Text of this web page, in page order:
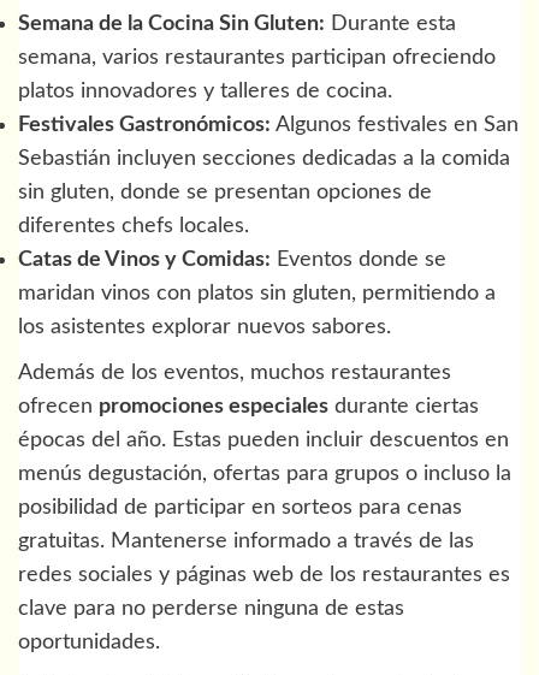
Semana de la Cocina Sin Gluten: Durante esta
semana, varios restaurantes participan ofreciendo
platos innovadores y talleres de cocina.
Festivales Gastronómicos: Algunos festivales en San
Sebastián incluyen secciones dedicadas a la comida
sin gluten, donde se presentan opciones de
diferentes chefs locales.
Catas de Vinos y Comidas: Eventos donde se
maridan vinos con platos sin gluten, permitiendo a
los asistentes explorar nuevos sabores.
Además de los eventos, muchos restaurantes
ofrecen promociones especiales durante ciertas
épocas del año. Estas pueden incluir descuentos en
menús degustación, ofertas para grupos o incluso la
posibilidad de participar en sorteos para cenas
gratuitas. Mantenerse informado a través de las
redes sociales y páginas web de los restaurantes es
clave para no perderse ninguna de estas
oportunidades.